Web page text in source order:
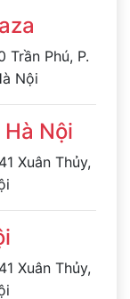
Trần Phú, P.
Nội
Nội
Xuân Thủy,
Xuân Thủy,